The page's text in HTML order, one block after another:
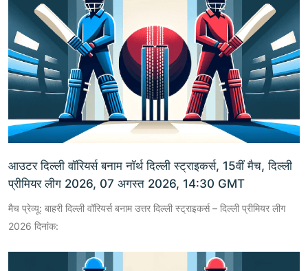
आउटर दिल्ली वॉरियर्स बनाम नॉर्थ दिल्ली स्ट्राइकर्स, 15वीं मैच, दिल्ली
प्रीमियर लीग 2026, 07 अगस्त 2026, 14:30 GMT
मैच प्रेव्यू: बाहरी दिल्ली वॉरियर्स बनाम उत्तर दिल्ली स्ट्राइकर्स – दिल्ली प्रीमियर लीग
2026 दिनांक: